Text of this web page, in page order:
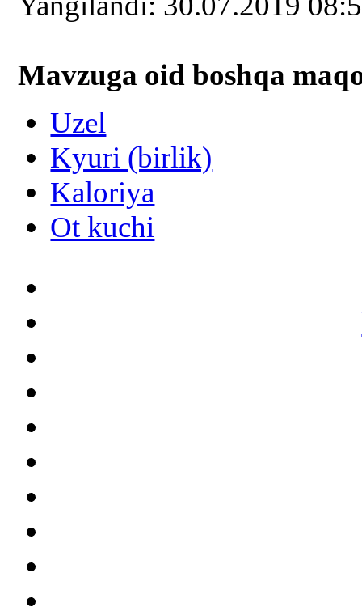
Mavzuga oid boshqa
Uzel
Kyuri (birlik)
Kaloriya
Ot kuchi